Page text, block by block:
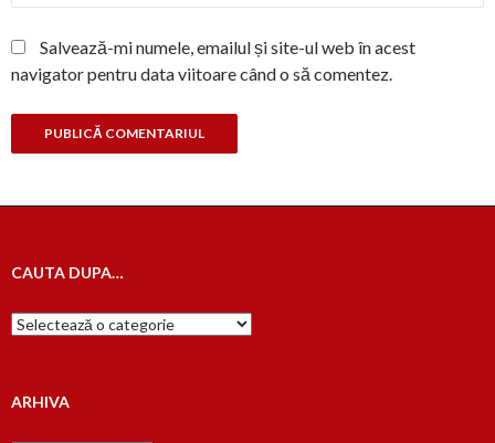
Salvează-mi numele, emailul și site-ul web în acest
navigator pentru data viitoare când o să comentez.
CAUTA DUPA…
Cauta
dupa…
ARHIVA